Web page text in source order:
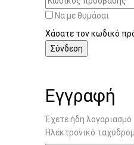
Να με θυμάσαι
Χάσατε τον κωδικό
Εγγραφή
Έχετε ήδη λογαριασμό
Ηλεκτρονικό